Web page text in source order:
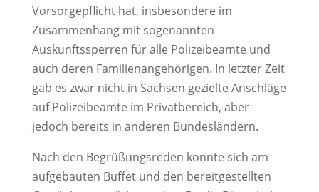
Vorsorgepflicht hat, insbesondere im
Zusammenhang mit sogenannten
Auskunftssperren für alle Polizeibeamte und
auch deren Familienangehörigen. In letzter Zeit
gab es zwar nicht in Sachsen gezielte Anschläge
auf Polizeibeamte im Privatbereich, aber
jedoch bereits in anderen Bundesländern.
Nach den Begrüßungsreden konnte sich am
aufgebauten Buffet und den bereitgestellten